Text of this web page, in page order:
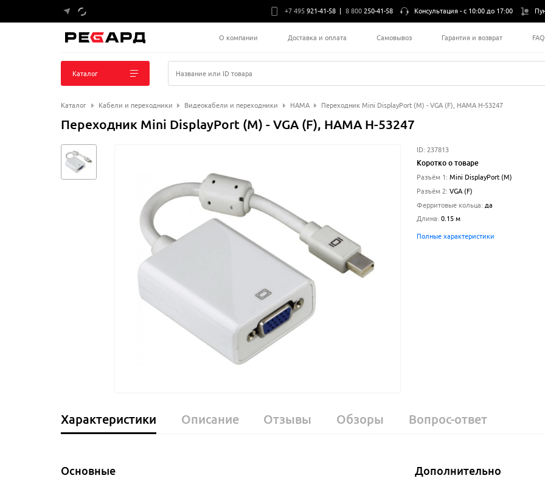
+7 495 921-41-58 8 800 250-41-58 Консультация -с 10:00 до 17:00
О компании Доставка и оплата Самовывоз Гарантия и возврат FAQ
Каталог Название или ID товара
Каталог Кабели и переходники Видеокабели и переходники HAMA Переходник Mini DisplayPort (M) - VGA (F), HAMA H-53247
Переходник Mini DisplayPort (M) - VGA (F), HAMA H-53247
ID: 237813
Коротко о товаре
Разъём 1: Mini DisplayPort (M)
Разъём 2: VGA (F)
Ферритовые кольца: да
Длина: 0.15 м
Полные характеристики
Характеристики Описание Отзывы Обзоры Вопрос-ответ
Основные Дополнительно